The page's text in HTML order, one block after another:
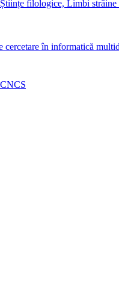
filologice, Limbi străine
cercetare în informatică